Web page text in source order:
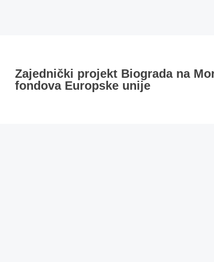
Zajednički projekt Biograda na
fondova Europske unije